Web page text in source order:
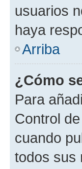
usuarios
haya
Arriba
¿Cómo
Para
Control
cuando
todos sus